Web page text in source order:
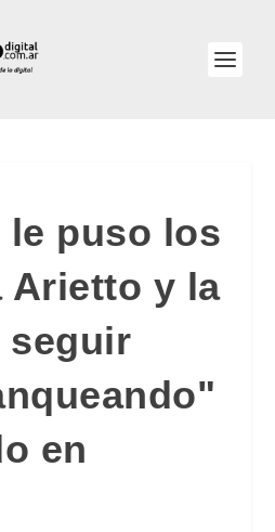
le puso los
Arietto y la
seguir
en